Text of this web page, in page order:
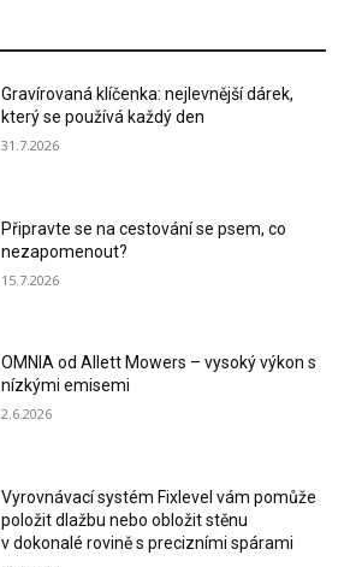
Gravírovaná klíčenka: nejlevnější dárek,
který se používá každý den
31.7.2026
Připravte se na cestování se psem, co
nezapomenout?
15.7.2026
OMNIA od Allett Mowers – vysoký výkon s
nízkými emisemi
2.6.2026
Vyrovnávací systém Fixlevel vám pomůže
položit dlažbu nebo obložit stěnu
v dokonalé rovině s precizními spárami